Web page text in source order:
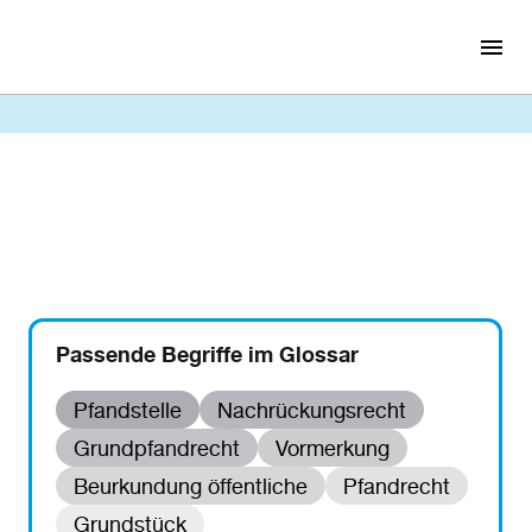
Passende Begriffe im Glossar
Pfandstelle
Nachrückungsrecht
Grundpfandrecht
Vormerkung
Beurkundung öffentliche
Pfandrecht
Grundstück